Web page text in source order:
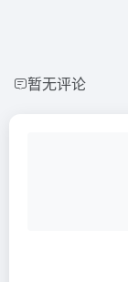
暂无评论